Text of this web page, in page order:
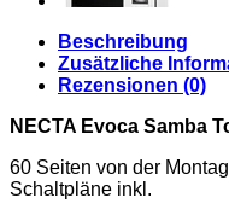
Beschreibung
Zusätzliche
Rezensionen (0)
NECTA Evoca Samba
60 Seiten von der
Schaltpläne inkl.